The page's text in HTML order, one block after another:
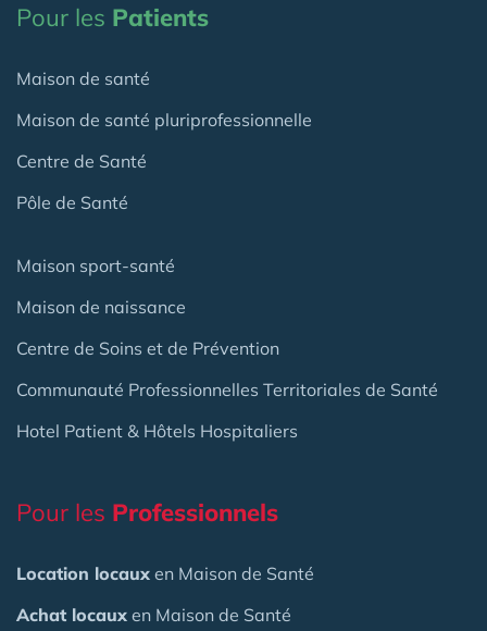
Pour les Patients
Maison de santé
Maison de santé pluriprofessionnelle
Centre de Santé
Pôle de Santé
Maison sport-santé
Maison de naissance
Centre de Soins et de Prévention
Communauté Professionnelles Territoriales de Santé
Hotel Patient & Hôtels Hospitaliers
Pour les Professionnels
Location locaux en Maison de Santé
Achat locaux en Maison de Santé